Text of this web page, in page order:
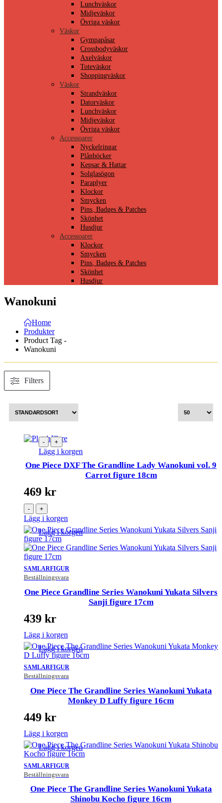
Lunchväskor
Midjeväskor
Övriga väskor
Väskor
Gympapåsar
Crossbodyväskor
Axelväskor
Toteväskor
Shoppingväskor
Väskor
Strandväskor
Datorväskor
Lunchväskor
Midjeväskor
Övriga väskor
Accessoarer
Nyckelringar
Plånböcker
Kepsar & Hattar
Solglasögon
Paraplyer
Klockor
Smycken
Pins, Badges & Patches
Skönhet
Husdjur
Accessoarer
Klockor
Smycken
Pins, Badges & Patches
Skönhet
Husdjur
Wanokuni
Home
Produkter
Product Tag -
Wanokuni
Filters
- +
Lägg i korgen
One Piece DXF The Grandline Lady Wanokuni vol. 9
Carrot figure 18cm
469 kr
- +
Lägg i korgen
SAMLARFIGUR
Beställningsvara
Lägg i korgen
One Piece Grandline Series Wanokuni Yukata Silvers
Sanji figure 17cm
439 kr
Lägg i korgen
SAMLARFIGUR
Beställningsvara
Lägg i korgen
One Piece The Grandline Series Wanokuni Yukata
Monkey D Luffy figure 16cm
449 kr
Lägg i korgen
SAMLARFIGUR
Beställningsvara
Lägg i korgen
One Piece The Grandline Series Wanokuni Yukata
Shinobu Kocho figure 16cm